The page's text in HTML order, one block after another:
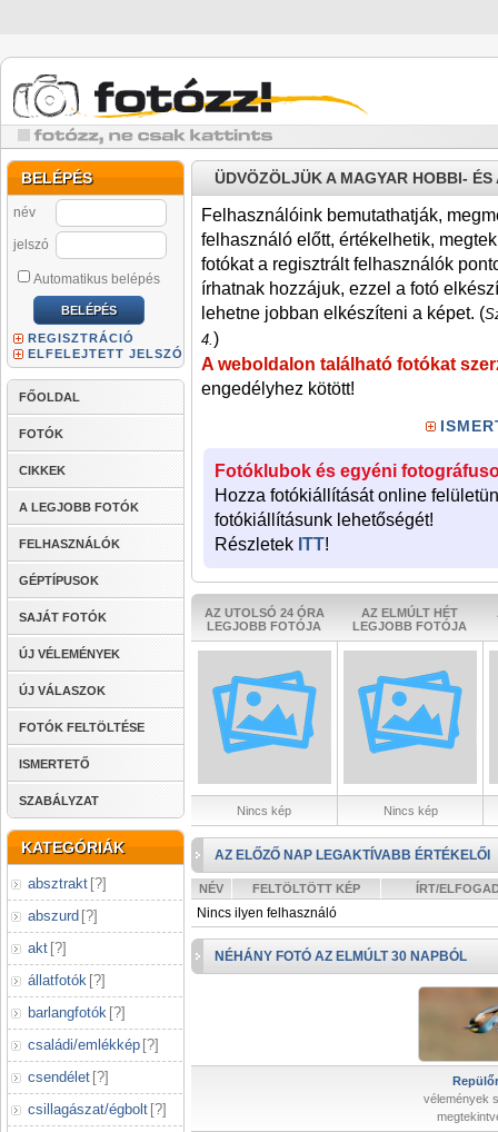
BELÉPÉS
név
jelszó
Automatikus belépés
REGISZTRÁCIÓ
ELFELEJTETT JELSZÓ
FŐOLDAL
FOTÓK
CIKKEK
A LEGJOBB FOTÓK
FELHASZNÁLÓK
GÉPTÍPUSOK
SAJÁT FOTÓK
ÚJ VÉLEMÉNYEK
ÚJ VÁLASZOK
FOTÓK FELTÖLTÉSE
ISMERTETŐ
SZABÁLYZAT
KATEGÓRIÁK
absztrakt [?]
abszurd [?]
akt [?]
állatfotók [?]
barlangfotók [?]
családi/emlékkép [?]
csendélet [?]
csillagászat/égbolt [?]
ÜDVÖZÖLJÜK A MAGYAR HOBBI-
Felhasználóink bemutathatják,
felhasználó előtt, értékelhetik,
fotókat a regisztrált felhasználók
írhatnak hozzájuk, ezzel a fotó
lehetne jobban elkészíteni a képet. (
4.)
A weboldalon található fotókat
engedélyhez kötött!
Fotóklubok és egyéni
Hozza fotókiállítását online
fotókiállításunk lehetőségét!
Részletek ITT!
AZ UTOLSÓ 24 ÓRA
LEGJOBB FOTÓJA
AZ ELMÚLT HÉT
LEGJOBB FOTÓJA
Nincs kép Nincs kép
AZ ELŐZŐ NAP LEGAKTÍVABB ÉRTÉKELŐI
NÉV FELTÖLTÖTT KÉP ÍRT/
Nincs ilyen felhasználó
NÉHÁNY FOTÓ AZ ELMÚLT 30 NAPBÓL
vélemények